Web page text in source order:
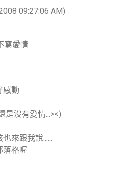
09:27:06 AM)
寫愛情
感動
是沒有愛情...><)
來跟我說......
落格喔